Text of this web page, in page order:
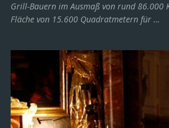
Grill-Bauern im Ausmaß von rund 86.000
Fläche von 15.600 Quadratmetern für …